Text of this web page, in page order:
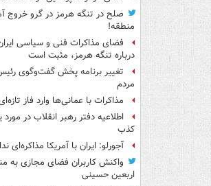
صلح در تنگه هرمز در گرو خروج
منطقه!
فضای مذاکرات فنی و سیاسی
درباره تنگه هرمز، مثبت است
تغییر برنامه پخش گفت‌وگوی
مردم
مذاکرات با عمانی‌ها وارد فاز
اطلاعیه دفتر رهبر انقلاب در
کذب
آجورلو: ایران با آمریکا مذاکره‌ای
واکنش کاربران فضای مجازی به
اربعین حسینی